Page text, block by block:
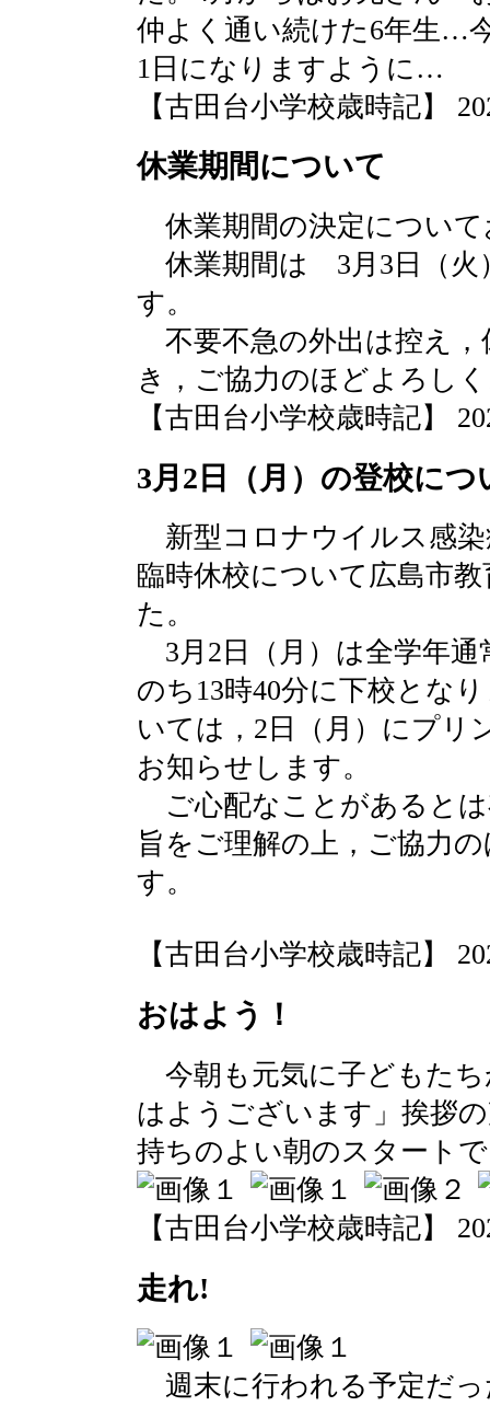
仲よく通い続けた6年生…
1日になりますように…
【古田台小学校歳時記】
休業期間について
休業期間の決定につい
休業期間は 3月3日（火
す。
不要不急の外出は控え，
き，ご協力のほどよろし
【古田台小学校歳時記】
3月2日（月）の登校につ
新型コロナウイルス感
臨時休校について広島市
た。
3月2日（月）は全学年通
のち13時40分に下校とな
いては，2日（月）にプリ
お知らせします。
ご心配なことがあると
旨をご理解の上，ご協力
す。
【古田台小学校歳時記】
おはよう！
今朝も元気に子どもた
はようございます」挨拶
持ちのよい朝のスタート
【古田台小学校歳時記】
走れ!
週末に行われる予定だ